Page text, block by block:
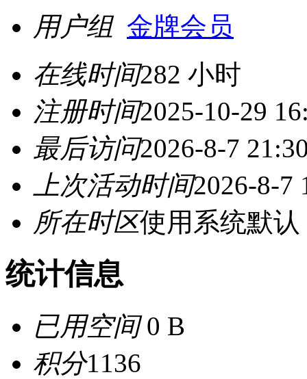
用户组 金牌会员
在线时间282 小时
注册时间2025-10-29
最后访问2026-8-7
上次活动时间2026-8-7
所在时区使用系统默认
统计信息
已用空间0 B
积分1136